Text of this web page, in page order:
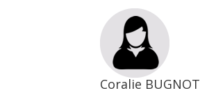
Coralie BUGNOT